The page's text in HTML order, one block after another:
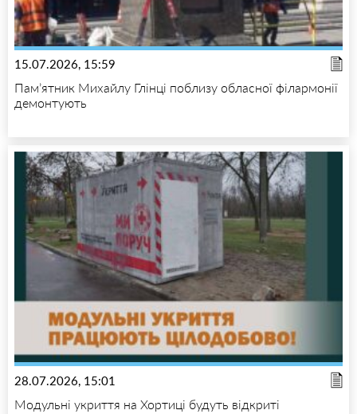
15.07.2026, 15:59
Пам’ятник Михайлу Глінці поблизу обласної філармонії
демонтують
28.07.2026, 15:01
Модульні укриття на Хортиці будуть відкриті